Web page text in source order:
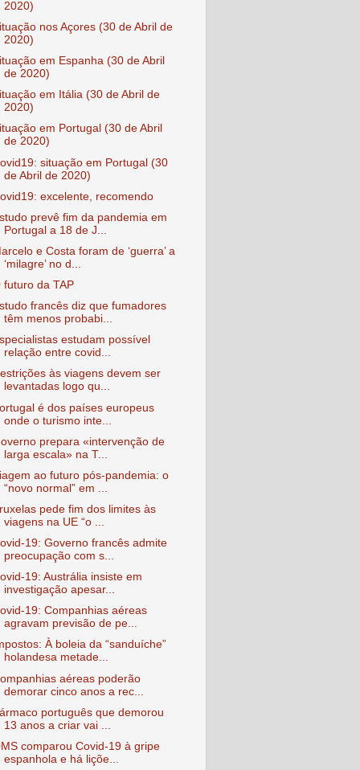
2020)
nos Açores (30 de Abril de
2020)
em Espanha (30 de Abril
de 2020)
em Itália (30 de Abril de
2020)
em Portugal (30 de Abril
de 2020)
situação em Portugal (30
de Abril de 2020)
excelente, recomendo
prevê fim da pandemia em
Portugal a 18 de J...
e Costa foram de ‘guerra’ a
‘milagre’ no d...
futuro da TAP
francês diz que fumadores
têm menos probabi...
estudam possível
relação entre covid...
às viagens devem ser
levantadas logo qu...
é dos países europeus
onde o turismo inte...
prepara «intervenção de
larga escala» na T...
ao futuro pós-pandemia: o
“novo normal” em ...
pede fim dos limites às
viagens na UE “o ...
19: Governo francês admite
preocupação com s...
19: Austrália insiste em
investigação apesar...
19: Companhias aéreas
agravam previsão de pe...
À boleia da “sanduíche”
holandesa metade...
aéreas poderão
demorar cinco anos a rec...
português que demorou
13 anos a criar vai ...
comparou Covid-19 à gripe
espanhola e há liçõe...